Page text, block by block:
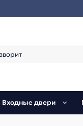
Входные двери